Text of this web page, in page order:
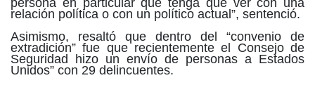
persona en particular que tenga que ver con una
relación política o con un político actual”, sentenció.
Asimismo, resaltó que dentro del “convenio de
extradición” fue que recientemente el Consejo de
Seguridad hizo un envío de personas a Estados
Unidos” con 29 delincuentes.